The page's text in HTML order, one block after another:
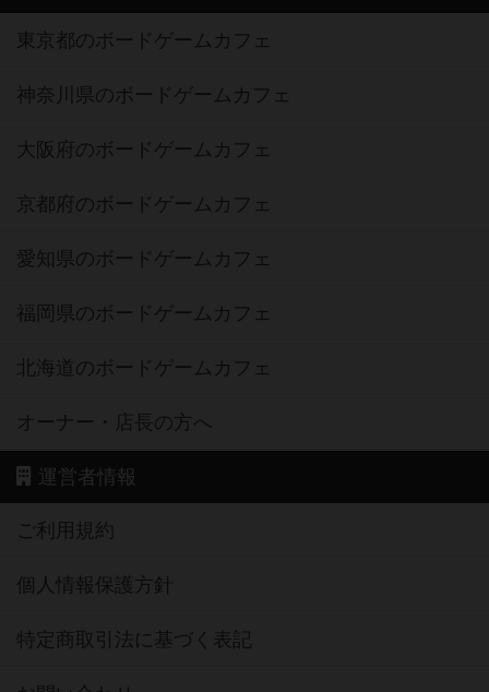
東京都のボードゲームカフェ
神奈川県のボードゲームカフェ
大阪府のボードゲームカフェ
京都府のボードゲームカフェ
愛知県のボードゲームカフェ
福岡県のボードゲームカフェ
北海道のボードゲームカフェ
オーナー・店長の方へ
運営者情報
ご利用規約
個人情報保護方針
特定商取引法に基づく表記